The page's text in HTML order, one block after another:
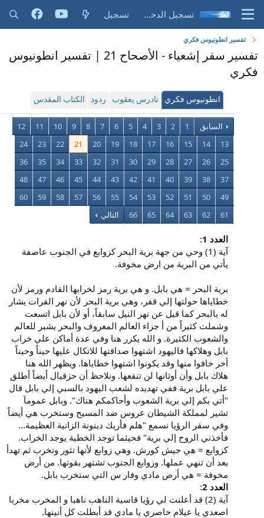
تسجيل الدخول تسجيل
تفسير انطونيوس فكري
تفسير سفر إشعياء - الأصحاح 21 | تفسير انطونيوس
فكري
انطونيوس فكري تادرس يعقوب ردود الكتاب المقدس
السابق 1
2
3
4
5
6
7
8
9
10
11
12
13
14
15
16
17
18
19
20
21
22
23
24
25
26
27
28
29
30
31
32
33
34
35
36
37
38
39
40
41
42
43
44
45
46
47
48
49
50
51
52
53
54
55
56
57
58
59
60
61
62
63
64
65
66 التالي
العدد 1
:
آية (1) وحي من جهة برية البحر كزوابع في الجنوب عاصفة
يأتي من البرية من ارض مخوفة.
برية البحر = هي بابل. و هي برية رمز لخرابها القادم ورمز لأن
خطاياها حولتها إلي قفر، وهي برية البحر لأن نهر الفرات يشار
له بالبحر كما قيل عن نهر النيل سابقاً، أو لأن بابل اتسعت
وشملت كثيراً من أ جزاء العالم المعروف والبحر يشير للعالم
والشعوب الكثيرة. و الله يكرر هنا وفي عدة أماكن علي خراب
بابل وهلاكها فاليهود اشتهوا صداقتها للاتكال عليها حيناً وحيناً
أخر خافوا منها وقد يكونوا اشتهوا خطاياها. ويظهر الله هنا
هلاك بابل وأن أوثانها لن تنفعها. ونلاحظ أن حزقيال أيضاً أطلق
علي بابل برية ففي تهديده لشعب اليهود بالسبي إلي بابل قال
"أتي بكم إلي برية الشعوب وأحاكمكم هناك". وبابل عموماَ
تشير لمملكة الشيطان عروس ضد المسيح وستخرب هي أيضاً
وفي سفر الرؤيا نسمع "هلم فأريك دينونة الزانية العظيمة...
فأخذني الروح إلي برية" فحيثما توجد الخطية يوجد الخراب.
كزوابع = هي جيش كورش. وهي زوابع لأنها تثور وتخرب ثم تهدأ
بعد أن تنهي عملها. وزوابع الجنوب تشتهر بقوتها. من أرض
مخوفة = هي أرض مادي وفار س التي ستخرب بابل.
العدد 2
:
آية (2) قد أعلنت لي رؤيا قاسية الناهب ناهبا و المخرب مخربا
اصعدي يا عيلام حاصري يا مادي قد أبطلت كل أنينها.